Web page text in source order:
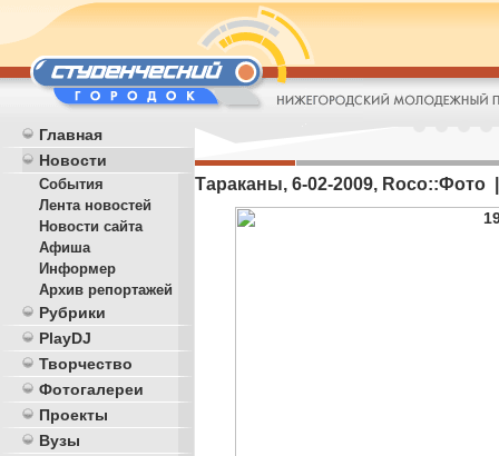
Главная
Новости
События
Лента новостей
Новости сайта
Афиша
Информер
Архив репортажей
Рубрики
PlayDJ
Творчество
Фотогалереи
Проекты
Вузы
Тараканы, 6-02-2009, Roco::Фото